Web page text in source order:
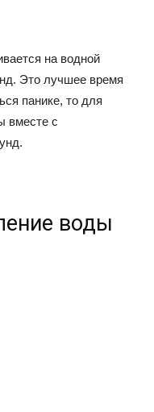
на водной
Это лучшее время
панике, то для
вместе с
воды